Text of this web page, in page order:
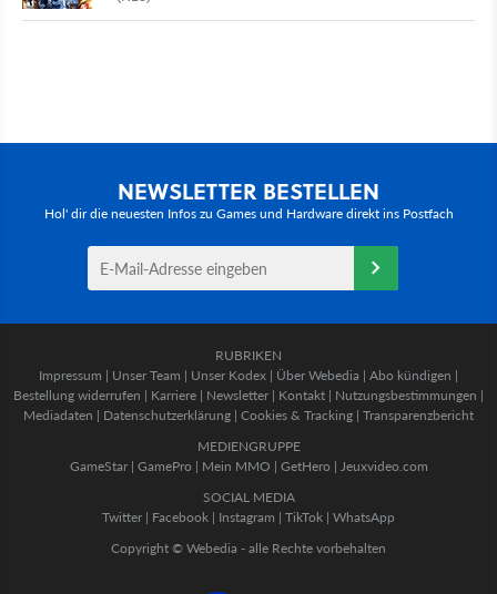
NEWSLETTER BESTELLEN
Hol' dir die neuesten Infos zu Games und Hardware direkt ins Postfach
RUBRIKEN
Impressum | Unser Team | Unser Kodex | Über Webedia | Abo kündigen |
Bestellung widerrufen | Karriere | Newsletter | Kontakt | Nutzungsbestimmungen |
Mediadaten | Datenschutzerklärung | Cookies & Tracking | Transparenzbericht
MEDIENGRUPPE
GameStar| GamePro | Mein MMO | GetHero | Jeuxvideo.com
SOCIAL MEDIA
Twitter | Facebook | Instagram | TikTok | WhatsApp
Copyright © Webedia - alle Rechte vorbehalten